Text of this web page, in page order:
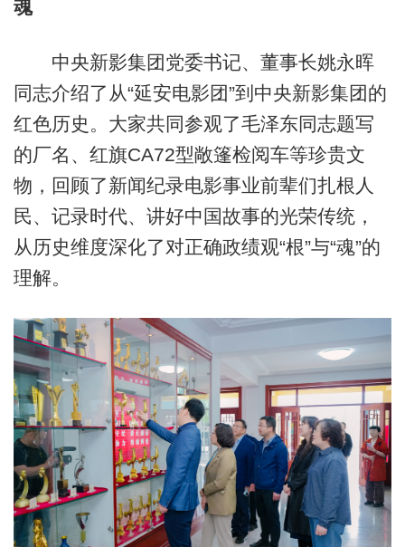
魂
中央新影集团党委书记、董事长姚永晖
同志介绍了从“延安电影团”到中央新影集团的
红色历史。大家共同参观了毛泽东同志题写
的厂名、红旗CA72型敞篷检阅车等珍贵文
物，回顾了新闻纪录电影事业前辈们扎根人
民、记录时代、讲好中国故事的光荣传统，
从历史维度深化了对正确政绩观“根”与“魂”的
理解。